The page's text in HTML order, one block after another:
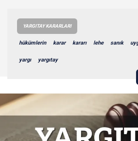
YARGITAY KARARLARI
hükümlerin karar kararı lehe sanık
yargı yargıtay